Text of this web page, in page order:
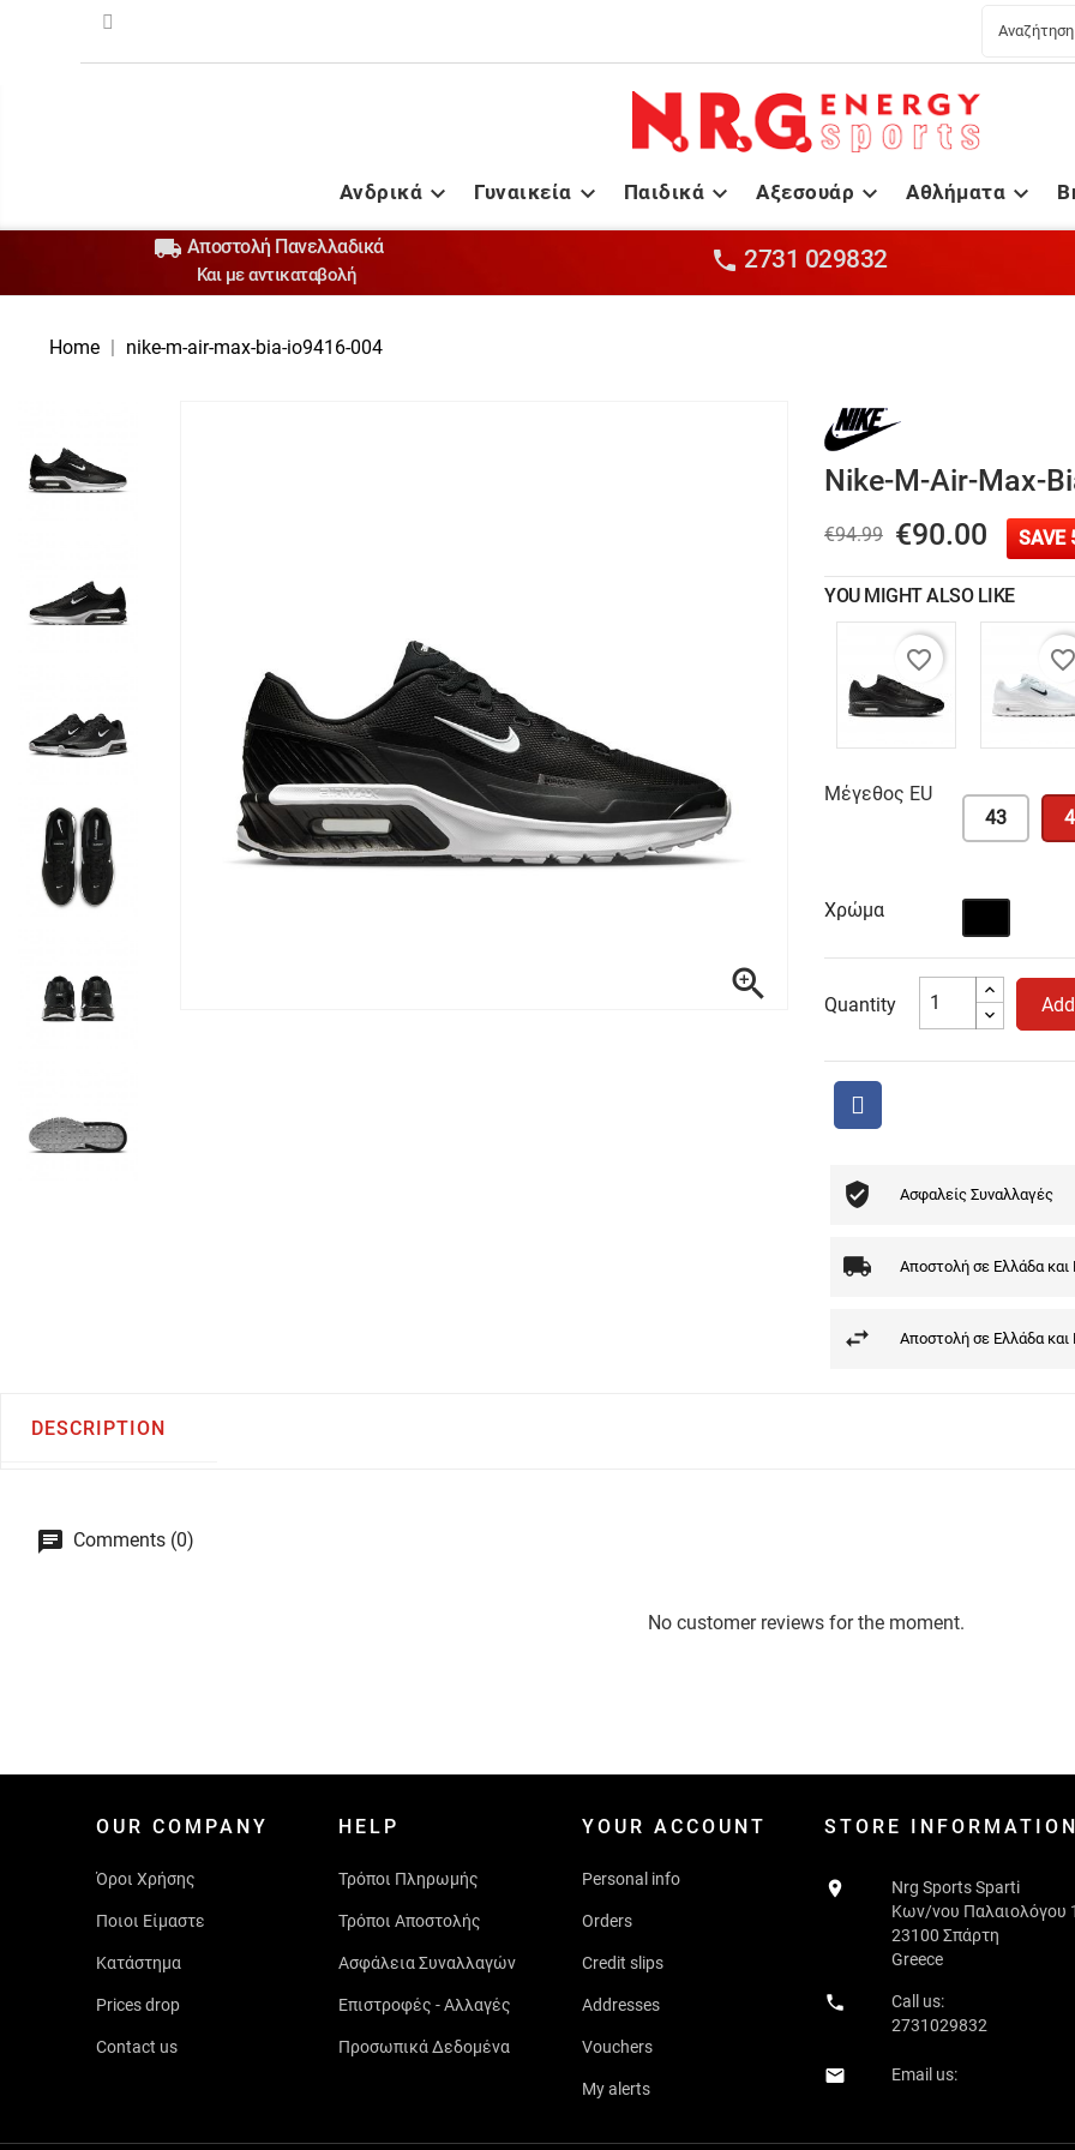

Ανδρικά 
Γυναικεία 
Παιδικά 
Αξεσουάρ 
Αθλήματα
 Αποστολή Πανελλαδικά
Και με αντικαταβολή
 2731 029832
Home nike-m-air-max-bia-io9416-004

Nike-M-Air-Max-
€94.99 €90.00 SAVE
YOU MIGHT ALSO LIKE
favorite_border favorite_border
Μέγεθος EU
43
Χρώμα
Quantity
Ασφαλείς Συναλλαγές
Αποστολή σε Ελλάδα και
Αποστολή σε Ελλάδα και
DESCRIPTION
Comments (0)
No customer reviews for the moment.
OUR COMPANY
Όροι Χρήσης
Ποιοι Είμαστε
Κατάστημα
Prices drop
Contact us
HELP
Τρόποι Πληρωμής
Τρόποι Αποστολής
Ασφάλεια Συναλλαγών
Επιστροφές - Αλλαγές
Προσωπικά Δεδομένα
YOUR ACCOUNT
Personal info
Orders
Credit slips
Addresses
Vouchers
My alerts
STORE INFORMATION

Nrg Sports Sparti
Κων/νου Παλαιολόγου
23100 Σπάρτη
Greece

Call us:
2731029832
 Email us: